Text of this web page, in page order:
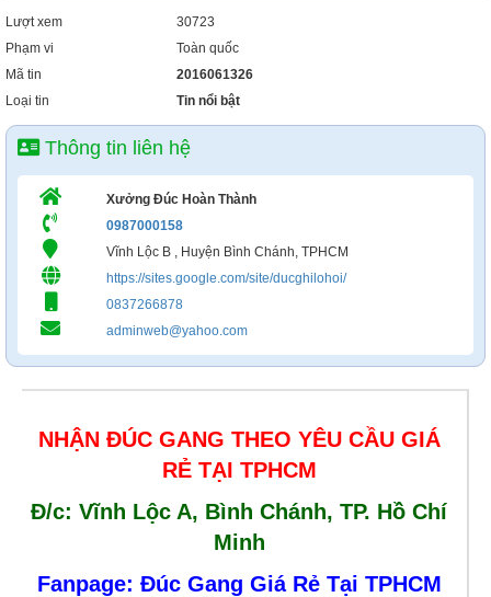
Lượt xem
30723
Phạm vi
Toàn quốc
Mã tin
2016061326
Loại tin
Tin nổi bật
Thông tin liên hệ
Xưởng Đúc Hoàn Thành
0987000158
Vĩnh Lộc B , Huyện Bình Chánh, TPHCM
https://sites.google.com/site/ducghilohoi/
0837266878
adminweb@yahoo.com
NHẬN ĐÚC GANG THEO YÊU CẦU GIÁ
RẺ TẠI TPHCM
Đ/c: Vĩnh Lộc A, Bình Chánh, TP. Hồ Chí
Minh
Fanpage: Đúc Gang Giá Rẻ Tại TPHCM